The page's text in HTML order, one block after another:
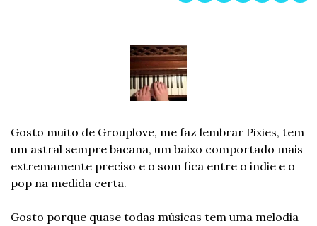
Gosto muito de Grouplove, me faz lembrar Pixies, tem
um astral sempre bacana, um baixo comportado mais
extremamente preciso e o som fica entre o indie e o
pop na medida certa.
Gosto porque quase todas músicas tem uma melodia